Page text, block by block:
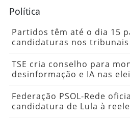
Política
Partidos têm até o dia 15
candidaturas nos tribunais
TSE cria conselho para
desinformação e IA nas
Federação PSOL-Rede
candidatura de Lula à